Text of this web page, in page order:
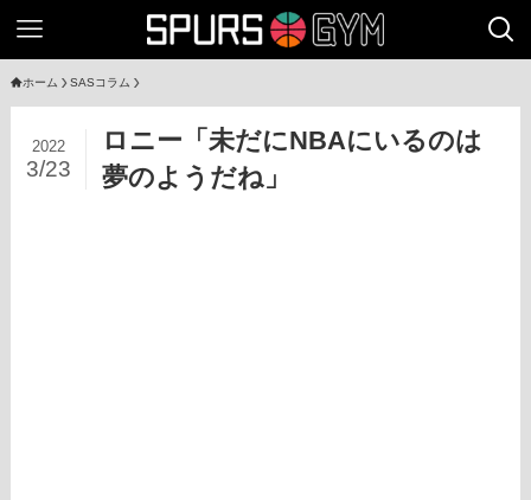
ホーム SASコラム
ロニー「未だにNBAにいるのは
夢のようだね」
2022
3/23